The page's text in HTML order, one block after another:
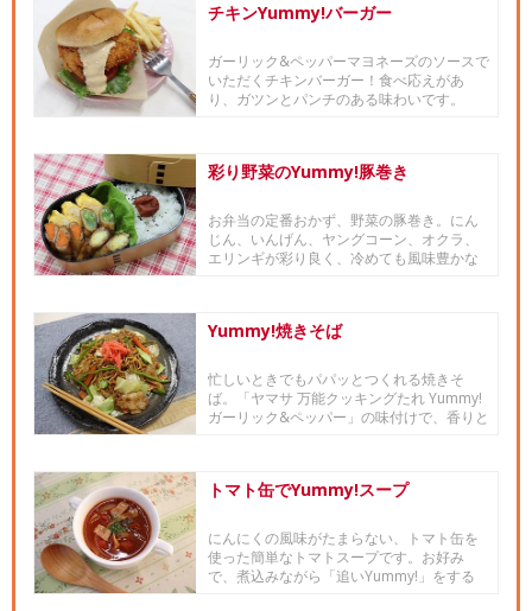
チキンYummy!バーガー
ガーリック&ペッパーマヨネーズのソースで
いただくチキンバーガー！食べ応えがあ
り、ガツンとパンチのある味わいです。
彩り野菜のYummy!豚巻き
お弁当の定番おかず、野菜の豚巻き。にん
じん、いんげん、ヤングコーン、オクラ、
エリンギが彩り良く、冷めても風味豊かな
Yummy!焼きそば
忙しいときでもパパッとつくれる焼きそ
ば。「ヤマサ 万能クッキングたれ Yummy!
ガーリック&ペッパー」の味付けで、香りと
トマト缶でYummy!スープ
にんにくの風味がたまらない、トマト缶を
使った簡単なトマトスープです。お好み
で、煮込みながら「追いYummy!」をする